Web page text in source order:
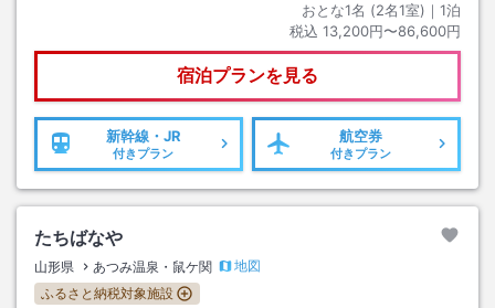
おとな1名 (2名1室)｜ 1泊
税込 13,200円〜86,600円
宿泊プランを見る
新幹線・JR
付きプラン
航空券
付きプラン
たちばなや
山形県 あつみ温泉・鼠ケ関
地図
ふるさと納税対象施設